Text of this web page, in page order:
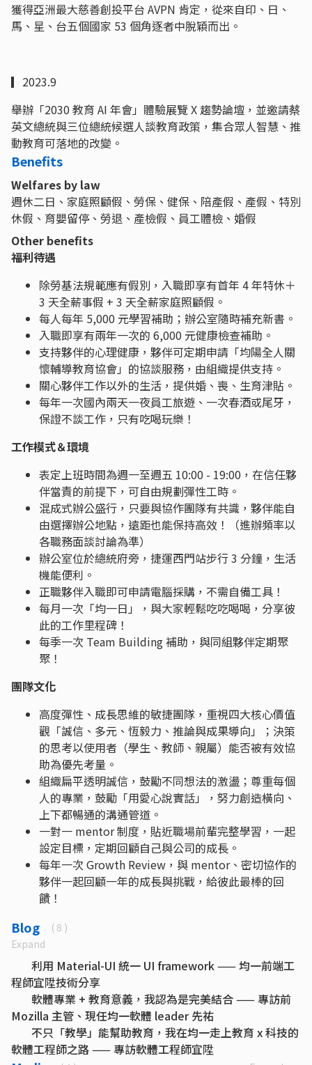
獲得亞洲最大慈善創投平台 AVPN 肯定，從來自印、日、
馬、星、台五個國家 53 個角逐者中脫穎而出。
▎2023.9
舉辦「2030 教育 AI 年會」體驗展覽 X 趨勢論壇，並邀請蔡
英文總統與三位總統候選人談教育政策，集合眾人智慧、推
動教育可落地的改變。
Benefits
Welfares by law
週休二日、家庭照顧假、勞保、健保、陪產假、產假、特別
休假、育嬰留停、勞退、產檢假、員工體檢、婚假
Other benefits
福利待遇
除勞基法規範應有假別，入職即享有首年 4 年特休＋
3 天全薪事假 + 3 天全薪家庭照顧假。
每人每年 5,000 元學習補助；辦公室隨時補充新書。
入職即享有兩年一次的 6,000 元健康檢查補助。
支持夥伴的心理健康，夥伴可定期申請「均陽全人關
懷輔導教育協會」的協談服務，由組織提供支持。
關心夥伴工作以外的生活，提供婚、喪、生育津貼。
每年一次國內兩天一夜員工旅遊、一次春酒或尾牙，
保證不談工作，只有吃喝玩樂！
工作模式＆環境
表定上班時間為週一至週五 10:00 - 19:00，在信任夥
伴當責的前提下，可自由規劃彈性工時。
混成式辦公盛行，只要與協作團隊有共識，夥伴能自
由選擇辦公地點，遠距也能保持高效！（進辦頻率以
各職務面談討論為準）
辦公室位於總統府旁，捷運西門站步行 3 分鐘，生活
機能便利。
正職夥伴入職即可申請電腦採購，不需自備工具！
每月一次「均一日」，與大家輕鬆吃吃喝喝，分享彼
此的工作里程碑！
每季一次 Team Building 補助，與同組夥伴定期聚
聚！
團隊文化
高度彈性、成長思維的敏捷團隊，重視四大核心價值
觀「誠信、多元、恆毅力、推論與成果導向」；決策
的思考以使用者（學生、教師、親屬）能否被有效協
助為優先考量。
組織扁平透明誠信，鼓勵不同想法的激盪；尊重每個
人的專業，鼓勵「用愛心說實話」，努力創造橫向、
上下都暢通的溝通管道。
一對一 mentor 制度，貼近職場前輩完整學習，一起
設定目標，定期回顧自己與公司的成長。
每年一次 Growth Review，與 mentor、密切協作的
夥伴一起回顧一年的成長與挑戰，給彼此最棒的回
饋！
Blog
( 8 )
Expand
利用 Material-UI 統一 UI framework —— 均一前端工
程師宜陞技術分享
軟體專業 + 教育意義，我認為是完美結合 —— 專訪前
Mozilla 主管、現任均一軟體 leader 先祐
不只「教學」能幫助教育，我在均一走上教育 x 科技的
軟體工程師之路 —— 專訪軟體工程師宜陞